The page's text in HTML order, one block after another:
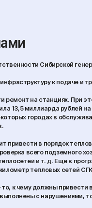
Сибирской
к подаче и
ремонт на станциях. При
13,5 миллиарда рублей
городах в
привести в порядок
всего подземного
и т. д. Еще в
тепловых сетей
к чему должны привести
с нарушениями,